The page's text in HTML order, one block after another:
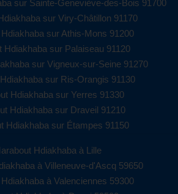
sur Sainte-Geneviève-des-Bois 91700
sur Viry-Châtillon 91170
sur Athis-Mons 91200
Hdiakhaba sur Palaiseau 91120
sur Vigneux-sur-Seine 91270
sur Ris-Orangis 91130
Hdiakhaba sur Yerres 91330
Hdiakhaba sur Draveil 91210
Hdiakhaba sur Étampes 91150
Hdiakhaba à Lille
à Villeneuve-d'Ascq 59650
à Valenciennes 59300